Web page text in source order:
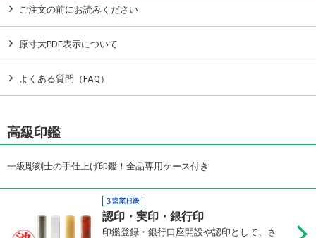
ご注文の前にお読みください
原寸大PDF表示について
よくある質問（FAQ）
高級印鑑
一級彫刻士の手仕上げ印鑑！全品専用ケース付き
認印・実印・銀行印
印鑑登録・銀行口座開設や認印として、さ